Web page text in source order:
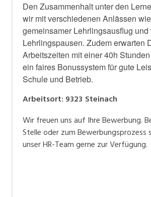
Den Zusammenhalt unter den
wir mit verschiedenen Anlässen
gemeinsamer Lehrlingsausflug
Lehrlingspausen. Zudem erwarten
Arbeitszeiten mit einer 40h
ein faires Bonussystem für gute
Schule und Betrieb.
Arbeitsort: 9323 Steinach
Wir freuen uns auf Ihre Bewerbung.
Stelle oder zum Bewerbungsprozess
unser HR-Team gerne zur Verfügung.